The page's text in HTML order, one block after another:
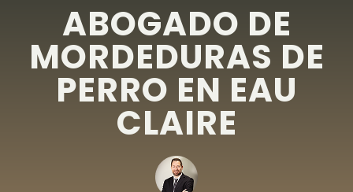
ABOGADO DE
MORDEDURAS DE
PERRO EN EAU
CLAIRE